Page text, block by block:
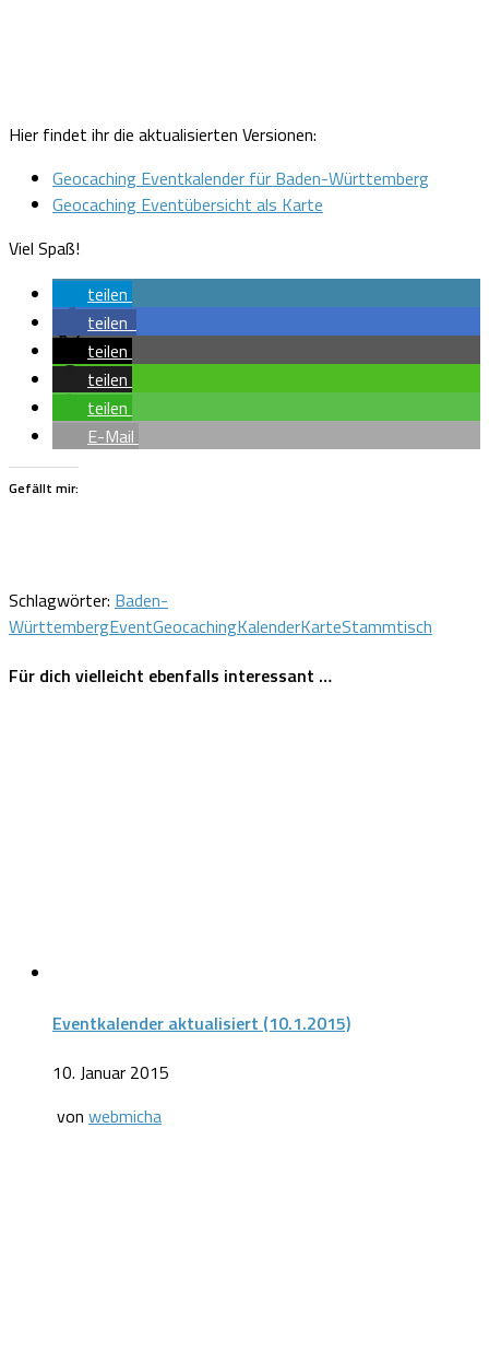
Hier findet ihr die aktualisierten Versionen:
Geocaching Eventkalender für Baden-Württemberg
Geocaching Eventübersicht als Karte
Viel Spaß!
teilen
teilen
teilen
teilen
teilen
E-Mail
Gefällt mir:
Schlagwörter: Baden-
WürttembergEventGeocachingKalenderKarteStammtisch
Für dich vielleicht ebenfalls interessant …
Eventkalender aktualisiert (10.1.2015)
10. Januar 2015
von webmicha